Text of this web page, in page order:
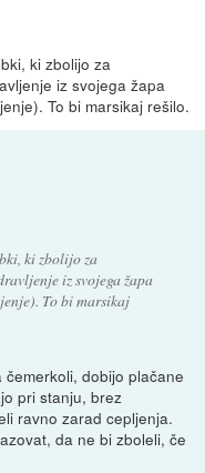
ki zbolijo za
iz svojega žapa
To bi marsikaj rešilo.
ki zbolijo za
iz svojega žapa
To bi marsikaj
dobijo plačane
pri stanju, brez
ravno zarad cepljenja.
da ne bi zboleli, če